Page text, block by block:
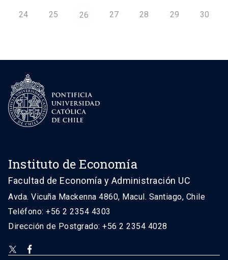
24 25 26 27 28 29 30
Instituto de Economía
Facultad de Economía y Administración UC
Avda. Vicuña Mackenna 4860, Macul. Santiago, Chile
Teléfono: +56 2 2354 4303
Dirección de Postgrado: +56 2 2354 4028